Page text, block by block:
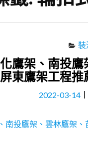
裝
鷹架、南投
東鷹架工程
2022-03-14 |